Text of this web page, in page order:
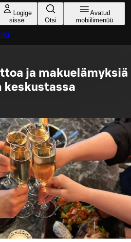
Logige
sisse
Otsi
Avatud
mobiilimenüü
ja makuelämyksiä
keskustassa